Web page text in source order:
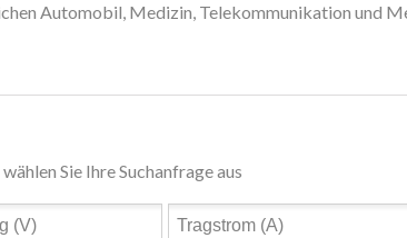
Automobil, Medizin, Telekommunikation und
Sie Ihre Suchanfrage aus